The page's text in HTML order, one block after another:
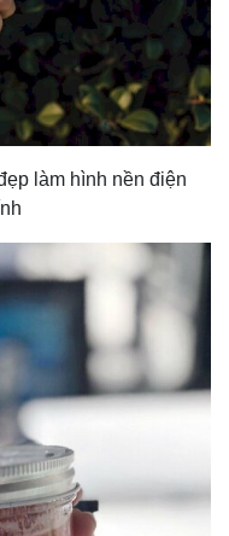
làm hình nền điện